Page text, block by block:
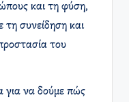
και τη φύση,
τη συνείδηση και
του
για να δούμε πώς